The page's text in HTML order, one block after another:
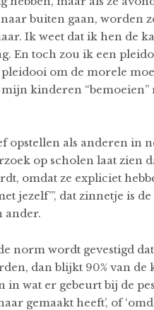
buiten gaan, worden
Ik weet dat ik hen de
En toch zou ik een
om de morele
kinderen
opstellen als anderen in
op scholen laat zien
omdat ze expliciet
jezelf”’, dat zinnetje is
ander.
norm wordt gevestigd
dan blijkt 90% van de
wat er gebeurt bij de
gemaakt heeft’, of